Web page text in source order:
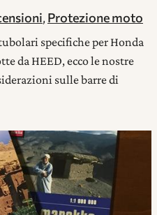
, Protezione moto
specifiche per Honda
da HEED, ecco le nostre
sulle barre di